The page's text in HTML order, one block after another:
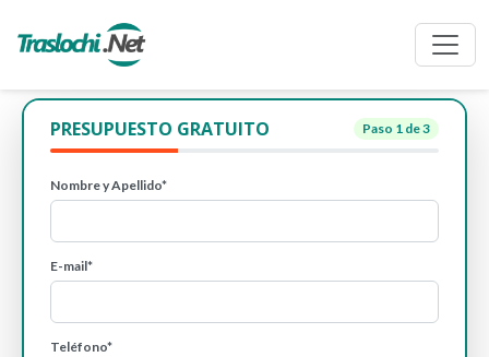
PRESUPUESTO GRATUITO Paso 1 de 3
Nombre y Apellido*
E-mail*
Teléfono*